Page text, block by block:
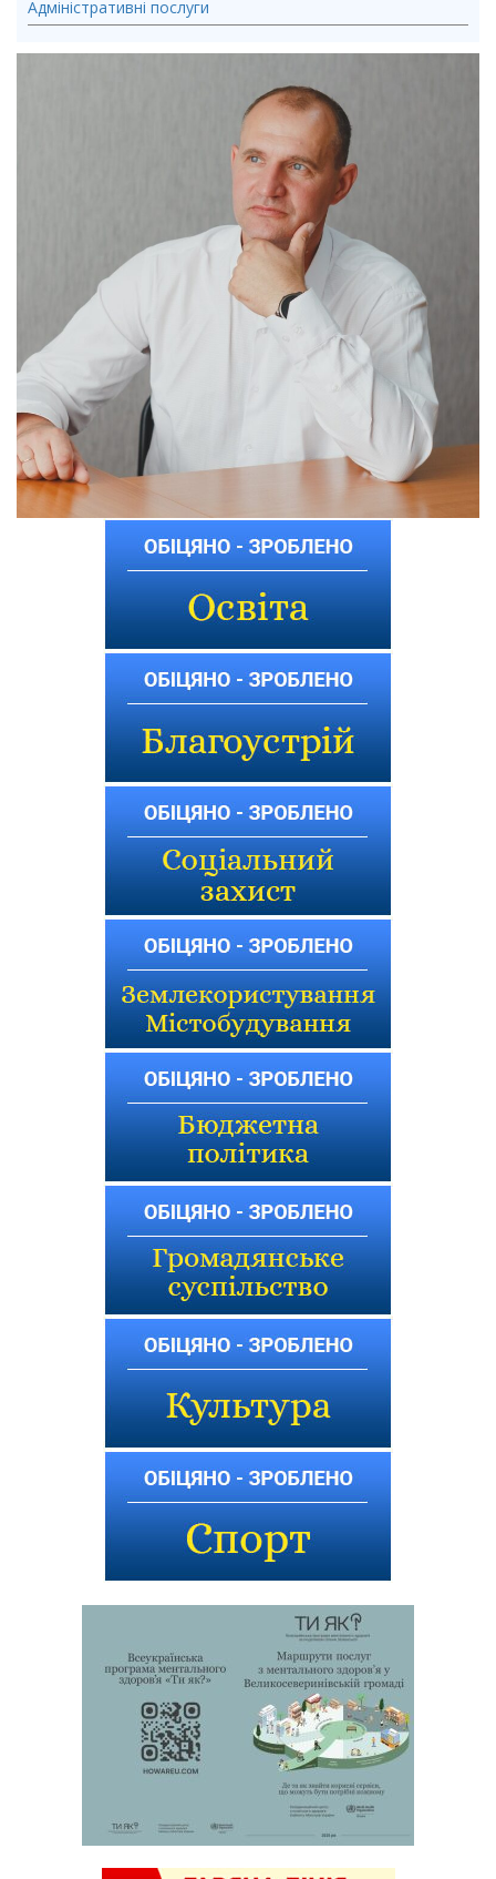
Адміністративні послуги